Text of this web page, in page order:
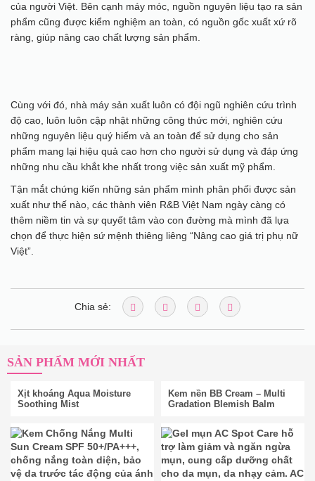
của người Việt. Bên cạnh máy móc, nguồn nguyên liệu tạo ra sản
phẩm cũng được kiểm nghiệm an toàn, có nguồn gốc xuất xứ rõ
ràng, giúp nâng cao chất lượng sản phẩm.
Cùng với đó, nhà máy sản xuất luôn có đội ngũ nghiên cứu trình
độ cao, luôn luôn cập nhật những công thức mới, nghiên cứu
những nguyên liệu quý hiếm và an toàn để sử dụng cho sản
phẩm mang lại hiệu quả cao hơn cho người sử dụng và đáp ứng
những nhu cầu khắt khe nhất trong việc sản xuất mỹ phẩm.
Tận mắt chứng kiến những sản phẩm mình phân phối được sản
xuất như thế nào, các thành viên R&B Việt Nam ngày càng có
thêm niềm tin và sự quyết tâm vào con đường mà mình đã lựa
chọn để thực hiện sứ mệnh thiêng liêng “Nâng cao giá trị phụ nữ
Việt”.
Chia sẻ:
SẢN PHẨM MỚI NHẤT
Xịt khoáng Aqua Moisture
Soothing Mist
Kem nền BB Cream – Multi
Gradation Blemish Balm